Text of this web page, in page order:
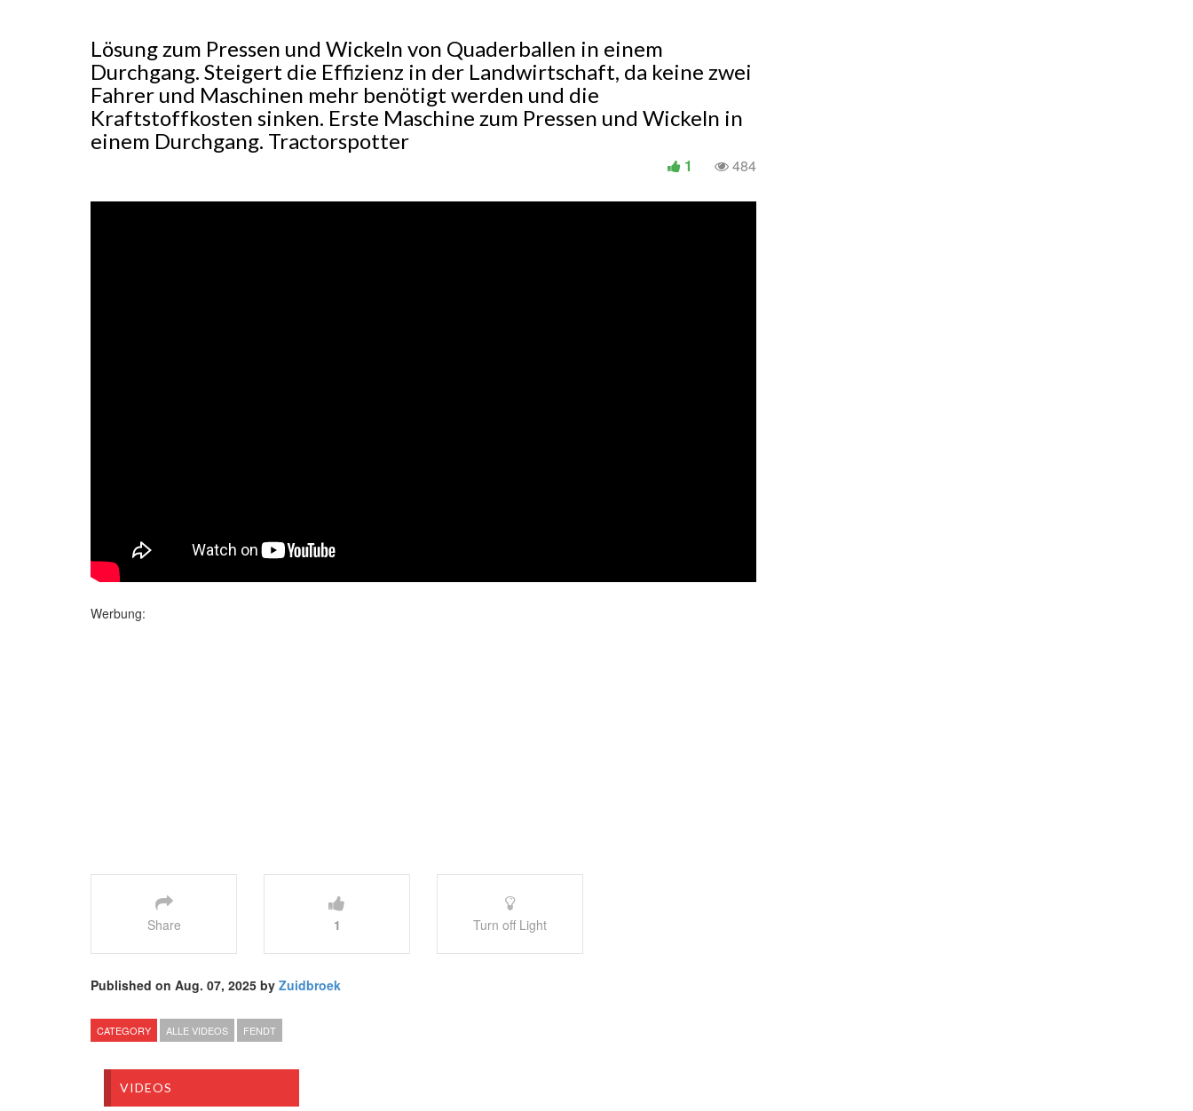
Lösung zum Pressen und Wickeln von Quaderballen in einem
Durchgang. Steigert die Effizienz in der Landwirtschaft, da keine zwei
Fahrer und Maschinen mehr benötigt werden und die
Kraftstoffkosten sinken. Erste Maschine zum Pressen und Wickeln in
einem Durchgang. Tractorspotter
484
1
Werbung:
Share 1 Turn off Light
Published on Aug. 07, 2025 by Zuidbroek
CATEGORY ALLE VIDEOS FENDT
VIDEOS